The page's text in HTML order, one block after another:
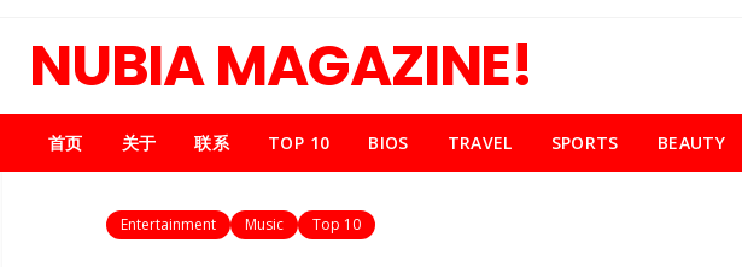
NUBIA MAGAZINE!
首页 关于 联系 TOP 10 BIOS TRAVEL SPORTS BEAUTY
Entertainment Music Top 10